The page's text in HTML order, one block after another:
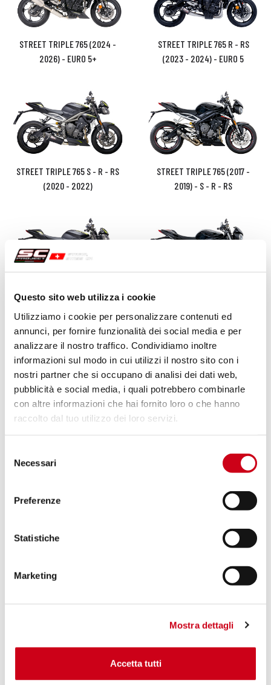
Questo sito web utilizza i cookie
Utilizziamo i cookie per personalizzare contenuti ed
annunci, per fornire funzionalità dei social media e per
analizzare il nostro traffico. Condividiamo inoltre
informazioni sul modo in cui utilizzi il nostro sito con i
nostri partner che si occupano di analisi dei dati web,
pubblicità e social media, i quali potrebbero combinarle
con altre informazioni che hai fornito loro o che hanno
raccolto dal tuo utilizzo dei loro servizi.
delNecessari
Preferenze
Statistiche
Marketing
Mostra dettagli
Accetta tutti
STREET TRIPLE 765 (2024 -
2026) - EURO 5+
STREET TRIPLE 765 R - RS
(2023 - 2024) - EURO 5
STREET TRIPLE 765 S - R - RS
(2020 - 2022)
STREET TRIPLE 765 (2017 -
2019) - S - R - RS
STREET TRIPLE S 660 - A2
(2020 - 2022)
STREET TRIPLE S 660 - A2 (2017
- 2019)
TRIDENT 660 (2021 - 2024) TIGER 900 (2020 - 2023)
TIGER 850 (2021 - 2024) TIGER SPORT 800 (2025 - 2026)
TIGER 800 (2017 - 2020) - XR -
XC - XCA - XCX - XRX - XRT
TIGER 800 (2010 - 2016) - XC